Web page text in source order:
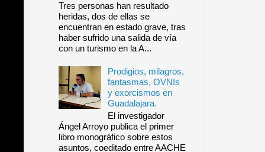
Tres personas han resultado
heridas, dos de ellas se
encuentran en estado grave, tras
haber sufrido una salida de vía
con un turismo en la A...
Prodigios, milagros,
fantasmas, OVNIs
y exorcismos en
Guadalajara.
El investigador
Ángel Arroyo publica el primer
libro monográfico sobre estos
asuntos, coeditado entre AACHE